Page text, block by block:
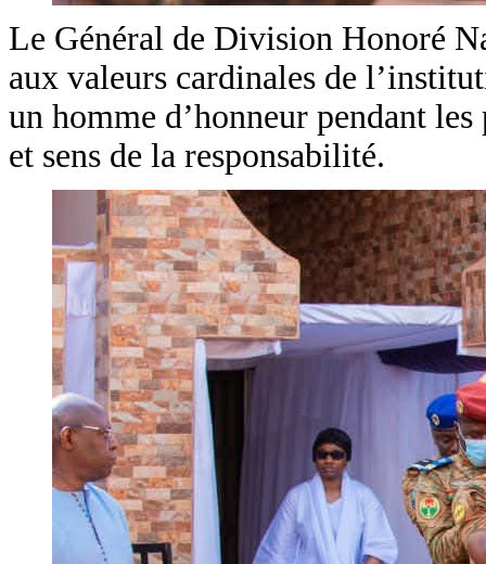
‎Le Général de Division Honoré
aux valeurs cardinales de
un homme d’honneur pendant
et sens de la responsabilité.